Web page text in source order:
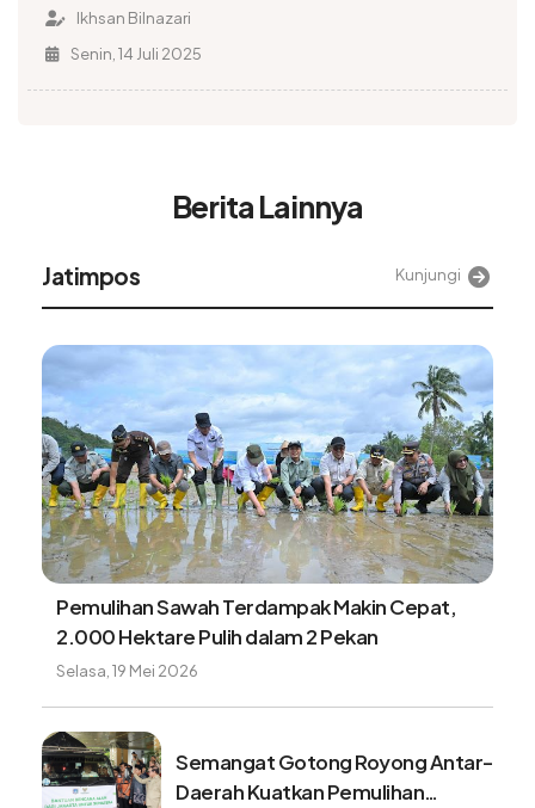
Ikhsan Bilnazari
Senin, 14 Juli 2025
Berita Lainnya
Jatimpos Kunjungi
Pemulihan Sawah Terdampak Makin Cepat,
2.000 Hektare Pulih dalam 2 Pekan
Selasa, 19 Mei 2026
Semangat Gotong Royong Antar-
Daerah Kuatkan Pemulihan